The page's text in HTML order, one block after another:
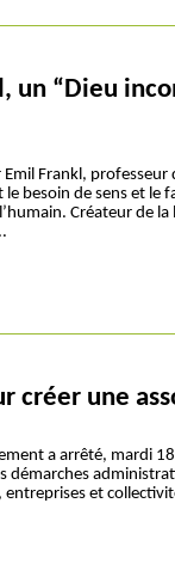
un “Dieu
Frankl,
le besoin de sens et le
Créateur de
créer une
a arrêté, mardi
démarches
entreprises et